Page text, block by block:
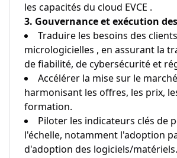
les capacités du cloud EVCE .
3. Gouvernance et exécution
Traduire les besoins des
micrologicielles , en assurant la
de fiabilité, de cybersécurité et
Accélérer la mise sur le
harmonisant les offres, les prix,
formation.
Piloter les indicateurs clés de
l'échelle, notamment l'adoption
d'adoption des logiciels/matériels.